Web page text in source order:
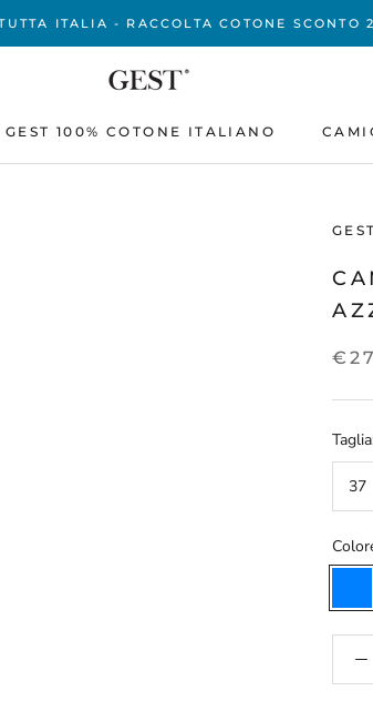
ITALIA - RACCOLTA COTONE SCONTO
100% COTONE ITALIANO
GEST
37